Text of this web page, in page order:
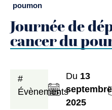
poumon
Journée de
cancer du
#
Évènements
Du 13
septembre
2025